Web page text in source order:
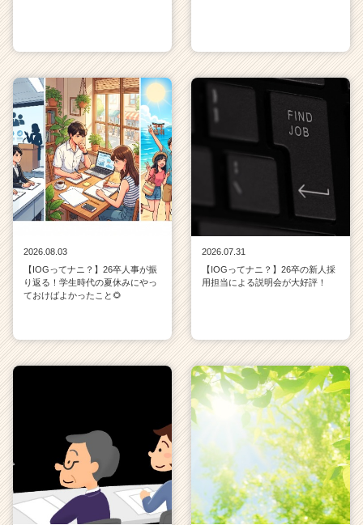
2026.08.03
【IOGってナニ？】26卒人事が振
り返る！学生時代の夏休みにやっ
ておけばよかったこと🌻
2026.07.31
【IOGってナニ？】26卒の新人採
用担当による説明会が大好評！